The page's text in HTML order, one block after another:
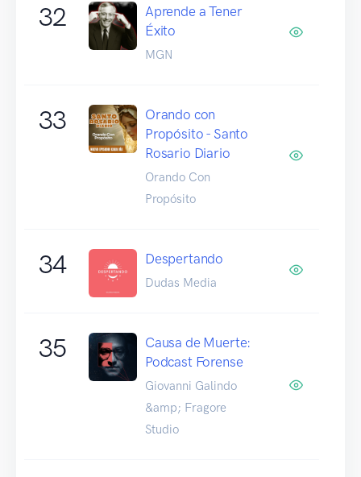
32
Aprende a Tener
Éxito
MGN
33
Orando con
Propósito - Santo
Rosario Diario
Orando Con
Propósito
34 Despertando
Dudas Media
35
Causa de Muerte:
Podcast Forense
Giovanni Galindo
&amp; Fragore
Studio